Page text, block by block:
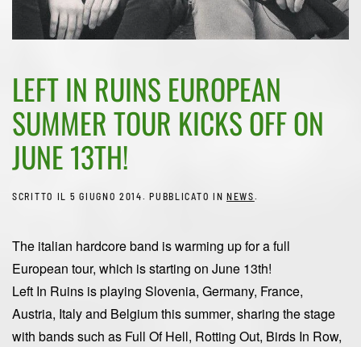
LEFT IN RUINS EUROPEAN
SUMMER TOUR KICKS OFF ON
JUNE 13TH!
SCRITTO IL 5 GIUGNO 2014. PUBBLICATO INNEWS.
The italian hardcore band is warming up for a full
European tour, which is starting on June 13th!
Left In Ruins is playing Slovenia, Germany, France,
Austria, Italy and Belgiumthis summer, sharing the stage
with bands such as Full Of Hell, Rotting Out, Birds In Row,